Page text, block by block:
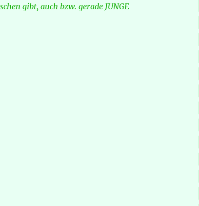
gibt, auch bzw. gerade JUNGE
Erde“